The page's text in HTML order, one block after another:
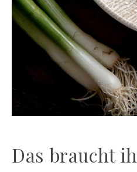
Das braucht